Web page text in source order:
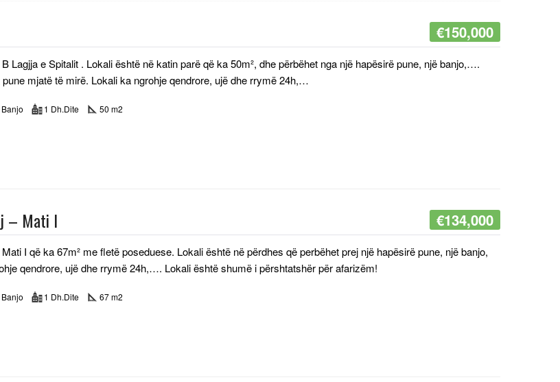
€150,000
Lagjja e Spitalit . Lokali është në katin parë që ka 50m², dhe përbëhet nga një hapësirë pune, një banjo,….
mjatë të mirë. Lokali ka ngrohje qendrore, ujë dhe rrymë 24h,…
Banjo 1 Dh.Dite 50 m2
– Mati I €134,000
I që ka 67m² me fletë poseduese. Lokali është në përdhes që perbëhet prej një hapësirë pune, një banjo,
qendrore, ujë dhe rrymë 24h,…. Lokali është shumë i përshtatshër për afarizëm!
Banjo 1 Dh.Dite 67 m2